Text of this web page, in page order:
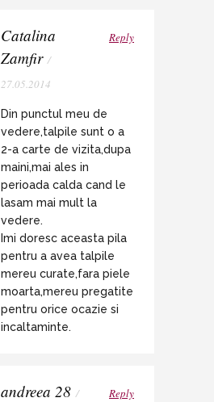
Catalina
Zamfir /
27.05.2014
Reply
Din punctul meu de
vedere,talpile sunt o a
2-a carte de vizita,dupa
maini,mai ales in
perioada calda cand le
lasam mai mult la
vedere.
Imi doresc aceasta pila
pentru a avea talpile
mereu curate,fara piele
moarta,mereu pregatite
pentru orice ocazie si
incaltaminte.
andreea 28 /
Reply